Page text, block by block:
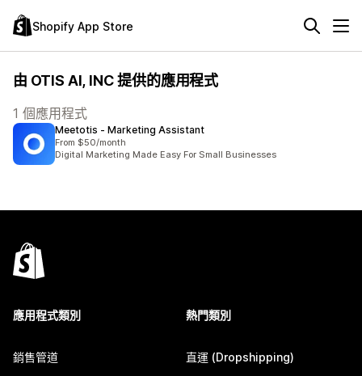
Shopify App Store
由 OTIS AI, INC 提供的應用程式
1 個應用程式
Meetotis ‑ Marketing Assistant
From $50/month
Digital Marketing Made Easy For Small Businesses
應用程式類別
銷售管道
熱門類別
直運 (Dropshipping)